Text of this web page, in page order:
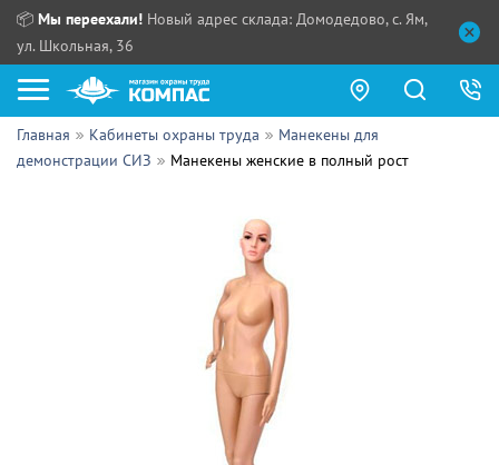
📦 Мы переехали! Новый адрес склада: Домодедово, с. Ям,
ул. Школьная, 36
Как купить?
Главная Кабинеты охраны труда
Манекены для
демонстрации СИЗ
Манекены женские в полный рост